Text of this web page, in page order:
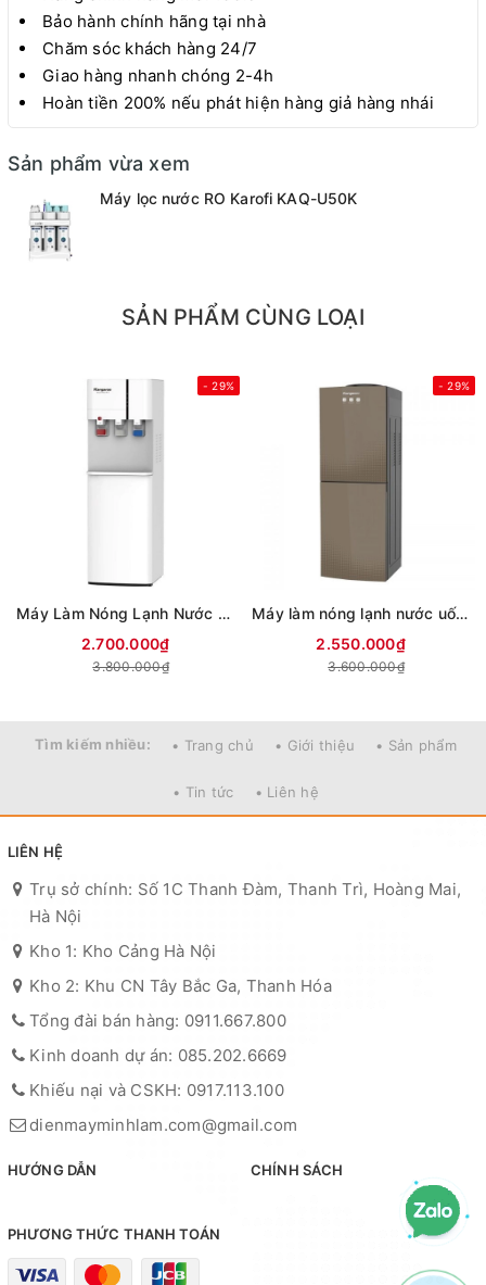
Bảo hành chính hãng tại nhà
Chăm sóc khách hàng 24/7
Giao hàng nhanh chóng 2-4h
Hoàn tiền 200% nếu phát hiện hàng giả hàng nhái
Sản phẩm vừa xem
Máy lọc nước RO Karofi KAQ-U50K
SẢN PHẨM CÙNG LOẠI
- 29%
Máy Làm Nóng Lạnh Nước Uống Kangaroo KG59A3
2.700.000₫
3.800.000₫
- 29%
Máy làm nóng lạnh nước uống Kangaroo KG58A3
2.550.000₫
3.600.000₫
Tìm kiếm nhiều: • Trang chủ • Giới thiệu • Sản phẩm
• Tin tức • Liên hệ
LIÊN HỆ
Trụ sở chính: Số 1C Thanh Đàm, Thanh Trì, Hoàng Mai,
Hà Nội
Kho 1: Kho Cảng Hà Nội
Kho 2: Khu CN Tây Bắc Ga, Thanh Hóa
Tổng đài bán hàng: 0911.667.800
Kinh doanh dự án: 085.202.6669
Khiếu nại và CSKH: 0917.113.100
dienmayminhlam.com@gmail.com
HƯỚNG DẪN CHÍNH SÁCH
PHƯƠNG THỨC THANH TOÁN